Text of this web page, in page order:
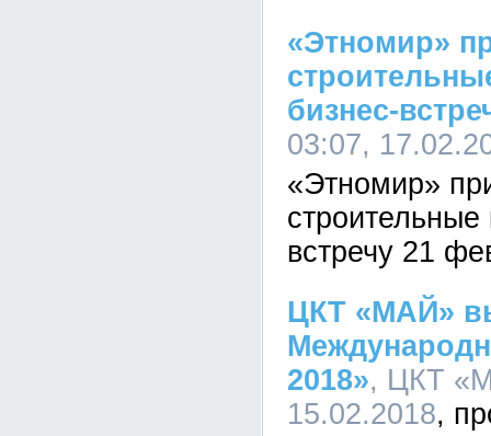
«Этномир»
бизнес-
03:07,
«Этномир»
встречу 21
ЦКТ «МАЙ»
2018», ЦКТ
15.02.2018